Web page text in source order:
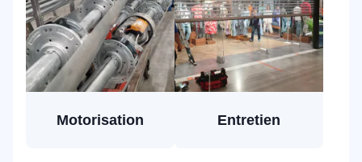
Motorisation Entretien